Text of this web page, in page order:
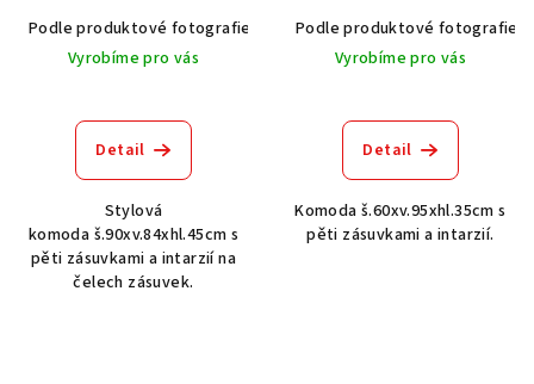
Podle produktové fotografie
Akát vintage BT1551
Dub světlý
Vyrobíme pro vás
Detail
Stylová
komoda š.90xv.84xhl.45cm s
pěti zásuvkami a intarzií na
čelech zásuvek.
Podle produktové fotografie
Vyrobíme pro vás
Detail
Komoda š.60xv.95xhl.35cm s
pěti zásuvkami a intarzií.